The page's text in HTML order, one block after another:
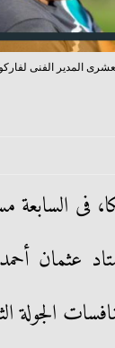
المدير الفنى لفاركو
فى السابعة
عثمان
الجولة